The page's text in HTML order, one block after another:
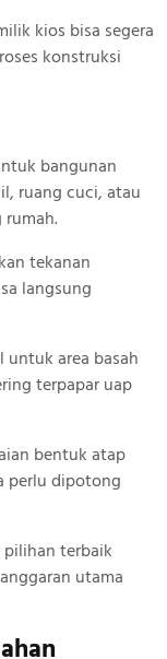
kios bisa segera
konstruksi
bangunan
ruang cuci, atau
tekanan
langsung
area basah
terpapar uap
bentuk atap
perlu dipotong
pilihan terbaik
utama